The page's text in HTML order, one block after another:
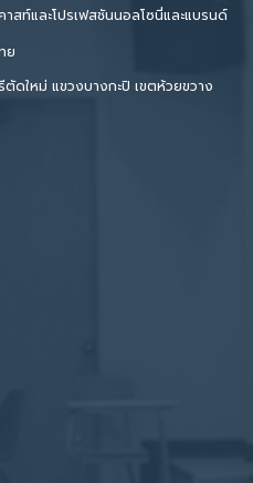
สท์และโปรเฟสชันนอลโซนี่และแบรนด์
ย
ดใหม่ แขวงบางกะปิ เขตห้วยขวาง